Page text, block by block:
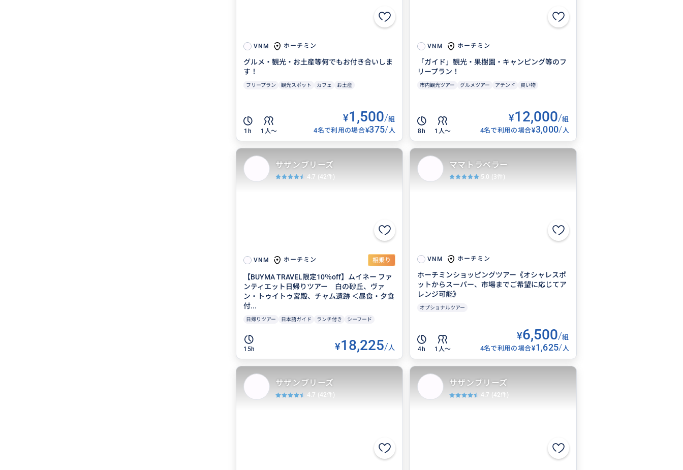
VNM ホーチミン
グルメ・観光・お土産等何でもお付き合いしま
す！
フリープラン 観光スポット カフェ お土産
1h 1人〜
¥1,500/組
4名で利用の場合¥375/ 人
VNM ホーチミン
「ガイド」観光・果樹園・キャンピング等のフ
リープラン！
市内観光ツアー グルメツアー アテンド 買い物
8h 1人〜
¥12,000/組
4名で利用の場合¥3,000/ 人
VNM ホーチミン 相乗り
【BUYMA TRAVEL限定10％off】ムイネー ファ
ンティエット日帰りツアー 白の砂丘、ヴァ
ン・トゥイトゥ宮殿、チャム遺跡 ＜昼食・夕食
付...
日帰りツアー 日本語ガイド ランチ付き シーフード
15h ¥18,225/人
サザンブリーズ
4.7 (42件)
VNM ホーチミン
ホーチミンショッピングツアー《オシャレスポ
ットからスーパー、市場までご希望に応じてア
レンジ可能》
オプショナルツアー
4h 1人〜
¥6,500/組
4名で利用の場合¥1,625/ 人
ママトラベラー
5.0 (3件)
サザンブリーズ
4.7 (42件)
サザンブリーズ
4.7 (42件)